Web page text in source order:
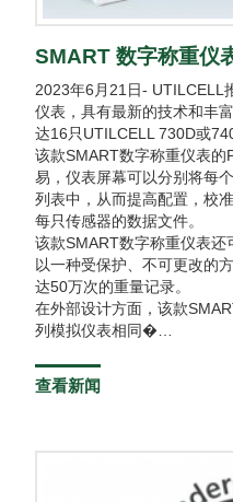
SMART 数字称重仪
2023年6月21日- UTILCELL
仪表，具有最新的技术和丰
达16只UTILCELL 730D或
该款SMART数字称重仪表的
易，仪表屏幕可以分别将每
列表中，从而提高配置，校
每只传感器的数据文件。
该款SMART数字称重仪表
以一种受保护、不可更改的
达50万次的重量记录。
在外部设计方面，该款
列模拟仪表相同�…
查看新闻